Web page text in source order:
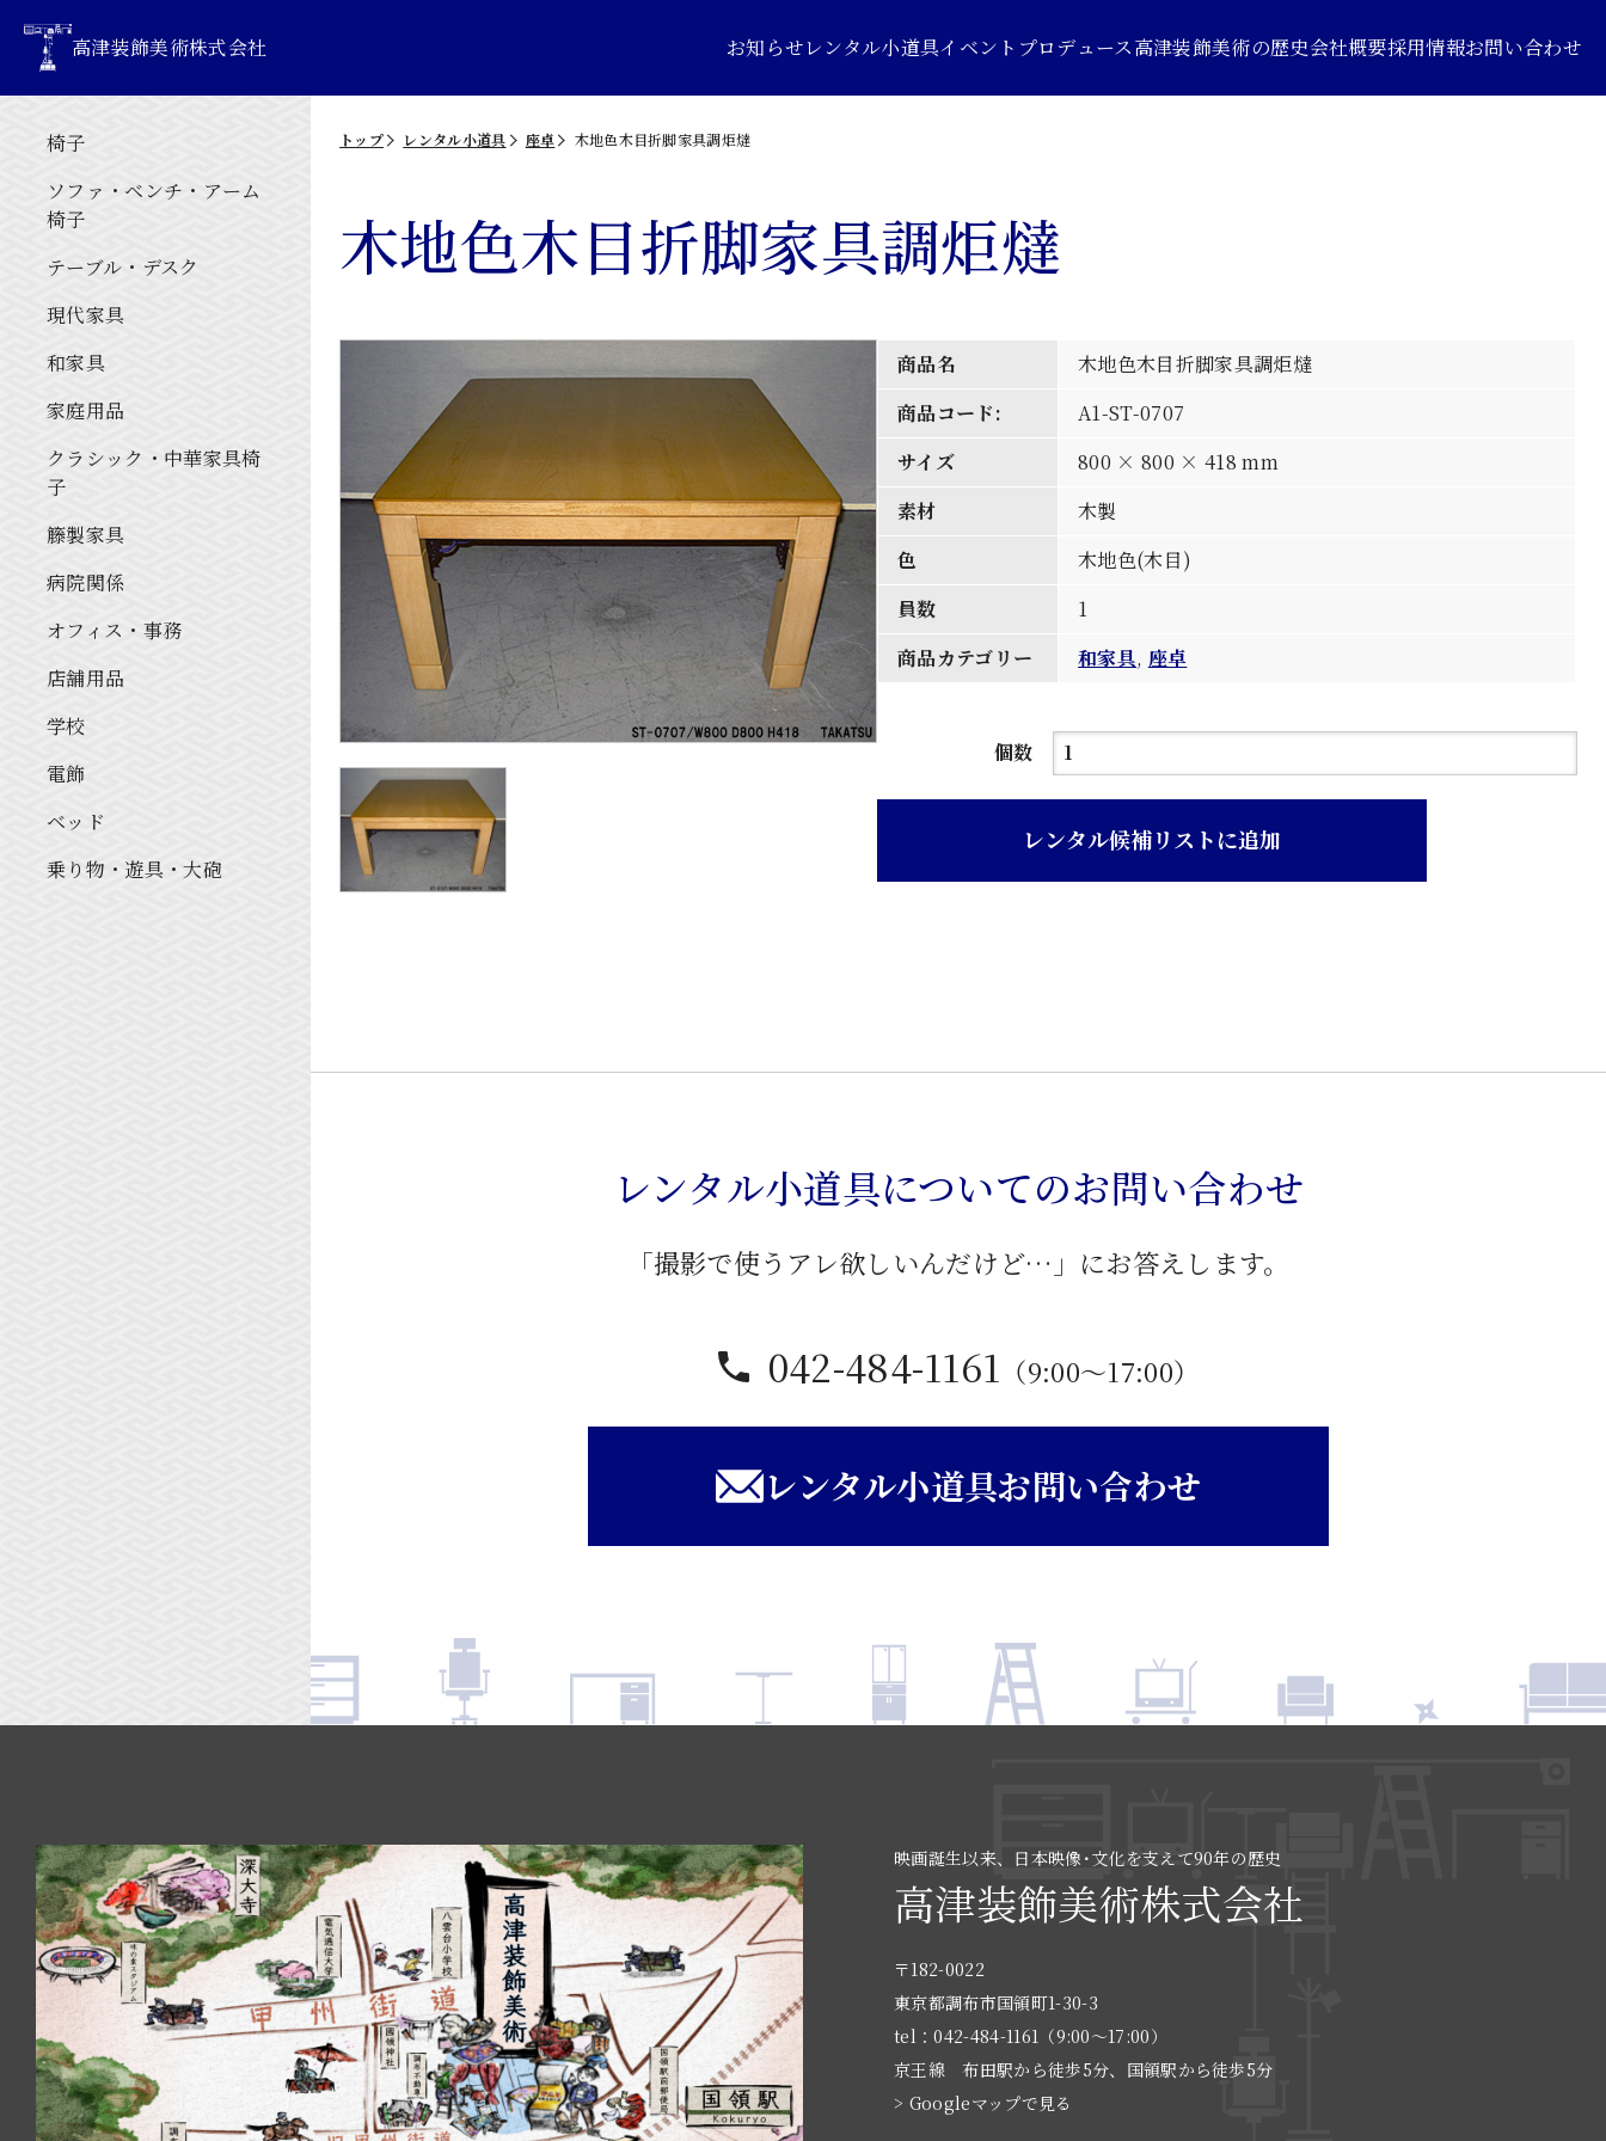
高津装飾美術株式会社 お知らせレンタル小道具イベントプロデュース高津装飾美術の歴史会社概要採用情報お問い合わせ
椅子
ソファ・ベンチ・アーム
椅子
テーブル・デスク
現代家具
和家具
家庭用品
クラシック・中華家具椅
子
籐製家具
病院関係
オフィス・事務
店舗用品
学校
電飾
ベッド
乗り物・遊具・大砲
トップ レンタル小道具 座卓 木地色木目折脚家具調炬燵
木地色木目折脚家具調炬燵
商品名
木地色木目折脚家具調炬燵
商品コード:
A1-ST-0707
サイズ
800 × 800 × 418 mm
素材
木製
色
木地色(木目)
員数
1
商品カテゴリー
和家具, 座卓
個数
木
燵
個
レンタル候補リストに追加
レンタル小道具についてのお問い合わせ
「撮影で使うアレ欲しいんだけど…」にお答えします。
042-484-1161 （9:00〜17:00）
レンタル小道具お問い合わせ
映画誕生以来、日本映像･文化を支えて90年の歴史
高津装飾美術株式会社
〒182-0022
東京都調布市国領町1-30-3
tel：042-484-1161（9:00〜17:00）
京王線 布田駅から徒歩5分、国領駅から徒歩5分
> Googleマップで見る